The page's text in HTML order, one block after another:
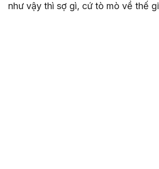
như vậy thì sợ gì, cứ tò mò về thế